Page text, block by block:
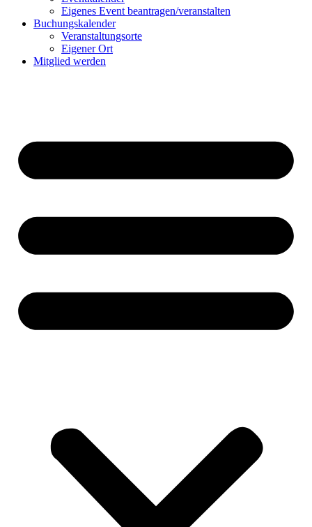
Eigenes Event beantragen/veranstalten
Buchungskalender
Veranstaltungsorte
Eigener Ort
Mitglied werden